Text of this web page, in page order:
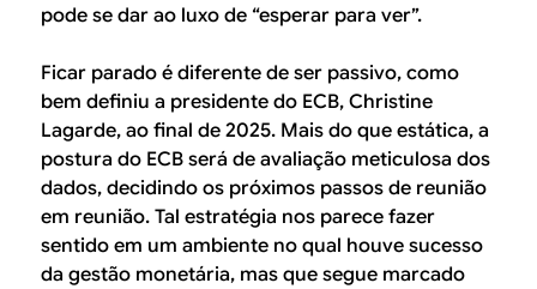
pode se dar ao luxo de “esperar para ver”.
Ficar parado é diferente de ser passivo, como
bem definiu a presidente do ECB, Christine
Lagarde, ao final de 2025. Mais do que estática, a
postura do ECB será de avaliação meticulosa dos
dados, decidindo os próximos passos de reunião
em reunião. Tal estratégia nos parece fazer
sentido em um ambiente no qual houve sucesso
da gestão monetária, mas que segue marcado